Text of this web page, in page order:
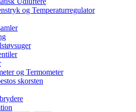
og Temperaturregulator
og Termometer
skorsten